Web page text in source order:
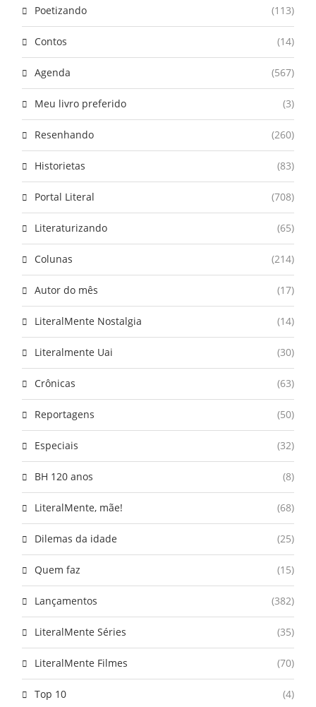
Poetizando (113)
Contos (14)
Agenda (567)
Meu livro preferido (3)
Resenhando (260)
Historietas (83)
Portal Literal (708)
Literaturizando (65)
Colunas (214)
Autor do mês (17)
LiteralMente Nostalgia (14)
Literalmente Uai (30)
Crônicas (63)
Reportagens (50)
Especiais (32)
BH 120 anos (8)
LiteralMente, mãe! (68)
Dilemas da idade (25)
Quem faz (15)
Lançamentos (382)
LiteralMente Séries (35)
LiteralMente Filmes (70)
Top 10 (4)